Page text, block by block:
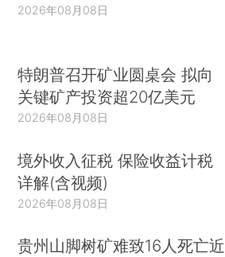
2026年08月08日
特朗普召开矿业圆桌会 拟向
关键矿产投资超20亿美元
2026年08月08日
境外收入征税 保险收益计税
详解(含视频)
2026年08月08日
贵州山脚树矿难致16人死亡近